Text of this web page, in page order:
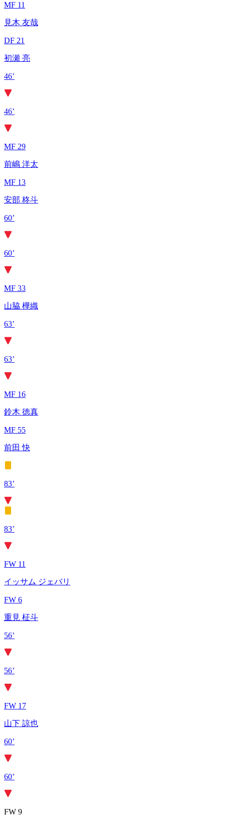
MF 11
見木 友哉
DF 21
初瀬 亮
46’
46’
MF 29
前嶋 洋太
MF 13
安部 柊斗
60’
60’
MF 33
山脇 樺織
63’
63’
MF 16
鈴木 徳真
MF 55
前田 快
83’
83’
FW 11
イッサム ジェバリ
FW 6
重見 柾斗
56’
56’
FW 17
山下 諒也
60’
60’
FW 9